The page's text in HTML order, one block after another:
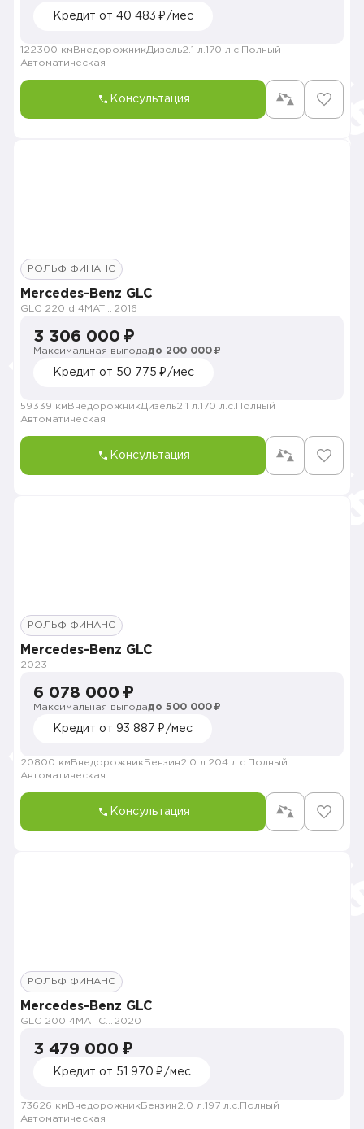
Кредит от 40 483 ₽/мес
122300 км ВнедорожникДизель2.1 л. 170 л.с. Полный
Автоматическая
Консультация
РОЛЬФ ФИНАНС
Mercedes-Benz GLC
2016
3 306 000 ₽
Максимальная выгодадо 200 000 ₽
Кредит от 50 775 ₽/мес
59339 км ВнедорожникДизель2.1 л. 170 л.с. Полный
Автоматическая
Консультация
РОЛЬФ ФИНАНС
Mercedes-Benz GLC
2023
6 078 000 ₽
Максимальная выгодадо 500 000 ₽
Кредит от 93 887 ₽/мес
20800 км Внедорожник Бензин2.0 л. 204 л.с. Полный
Автоматическая
Консультация
РОЛЬФ ФИНАНС
Mercedes-Benz GLC
2020
3 479 000 ₽
Кредит от 51 970 ₽/мес
73626 км Внедорожник Бензин2.0 л. 197 л.с. Полный
Автоматическая